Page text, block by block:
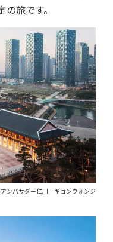
旅です。
ンバサダー仁川 キョンウォンジ